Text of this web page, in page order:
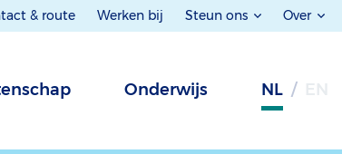
& route Werken bij Steun ons Over
Onderwijs NL